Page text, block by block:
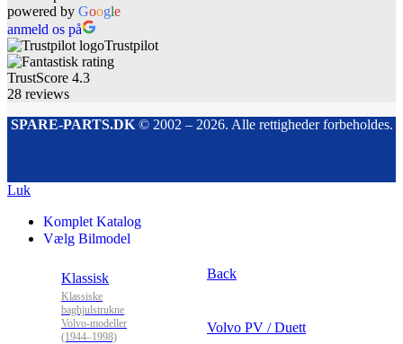
powered by Google
anmeld os på
Trustpilot
TrustScore 4.3
28 reviews
SPARE-PARTS.DK© 2002 – 2026. Alle rettigheder forbeholdes.
Luk
Komplet Katalog
Vælg Bilmodel
Klassisk
Klassiske
baghjulstrukne
Volvo-modeller
(1944–1998)
Back
Volvo PV / Duett